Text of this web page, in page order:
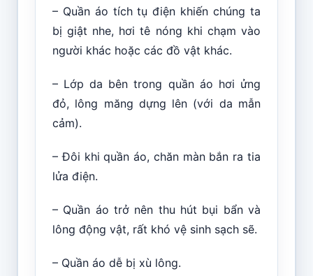
– Quần áo tích tụ điện khiến chúng ta
bị giật nhe, hơi tê nóng khi chạm vào
người khác hoặc các đồ vật khác.
– Lớp da bên trong quần áo hơi ửng
đỏ, lông măng dựng lên (với da mẫn
cảm).
– Đôi khi quần áo, chăn màn bắn ra tia
lửa điện.
– Quần áo trở nên thu hút bụi bẩn và
lông động vật, rất khó vệ sinh sạch sẽ.
– Quần áo dễ bị xù lông.